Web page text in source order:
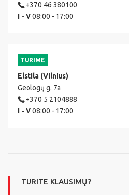
+370 46 380100
I - V08:00 - 17:00
TURIME
Elstila (Vilnius)
Geologų g. 7a
+370 5 2104888
I - V08:00 - 17:00
TURITE KLAUSIMŲ?